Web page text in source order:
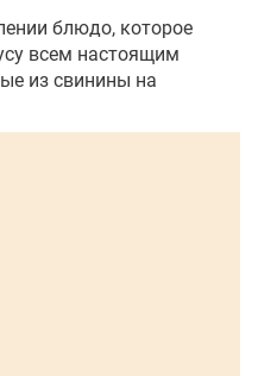
блюдо, которое
всем настоящим
из свинины на